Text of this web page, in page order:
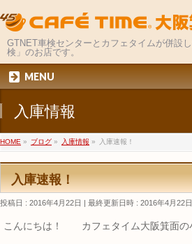
GTNET車検センターとカフェタイムが併設
検」のお店です。
MENU
入庫情報
HOME » ブログ » 入庫情報 » 入庫速報！
入庫速報！
投稿日 : 2016年4月22日 最終更新日時 : 2016年4月22日
こんにちは！ カフェタイム大阪箕面の